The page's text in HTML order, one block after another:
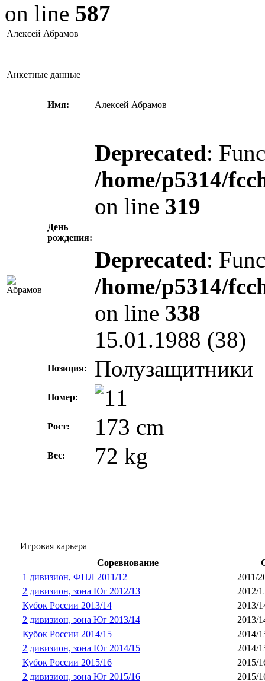
on line 587
Алексей Абрамов
Анкетные данные
Имя: Алексей Абрамов
День
рождения:
Deprecated:
/home/p5314/
on line 319
Deprecated:
/home/p5314/
on line 338
15.01.1988 (38)
Позиция: Полузащитники
Номер:
Рост: 173 cm
Вес: 72 kg
Игровая карьера
Соревнование
1 дивизион, ФНЛ 2011/12
2011/
2 дивизион, зона Юг 2012/13
2012/
Кубок России 2013/14
2013/
2 дивизион, зона Юг 2013/14
2013/
Кубок России 2014/15
2014/
2 дивизион, зона Юг 2014/15
2014/
Кубок России 2015/16
2015/
2 дивизион, зона Юг 2015/16
2015/